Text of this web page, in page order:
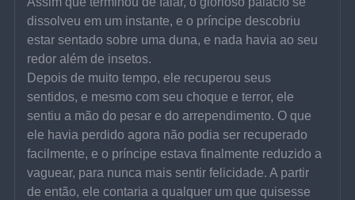
dissolveu em um instante, e o príncipe descobriu
estar sentado sobre uma duna, e nada havia ao seu
redor além de insetos.
Depois de muito tempo, ele recuperou seus
sentidos, e mesmo com seu choque e terror, ele
sentiu a mão do pesar e do arrependimento. O que
ele havia perdido agora não podia ser recuperado
facilmente, e o príncipe estava finalmente reduzido a
vaguear, para nunca mais sentir felicidade. A partir
de então, ele contaria a qualquer um que quisesse